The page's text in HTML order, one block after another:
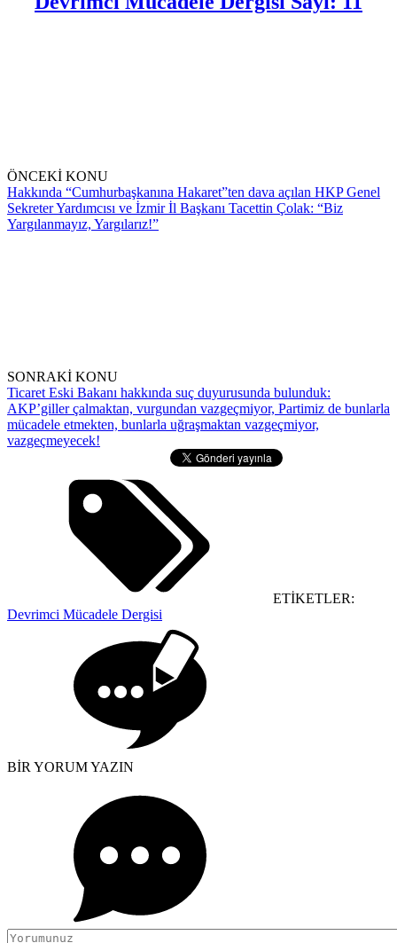
ÖNCEKİ KONU
Hakkında “Cumhurbaşkanına Hakaret”ten dava açılan HKP Genel
Sekreter Yardımcısı ve İzmir İl Başkanı Tacettin Çolak: “Biz
Yargılanmayız, Yargılarız!”
SONRAKİ KONU
Ticaret Eski Bakanı hakkında suç duyurusunda bulunduk:
AKP’giller çalmaktan, vurgundan vazgeçmiyor, Partimiz de bunlarla
mücadele etmekten, bunlarla uğraşmaktan vazgeçmiyor,
vazgeçmeyecek!
ETİKETLER:
Devrimci Mücadele Dergisi
BİR YORUM YAZIN